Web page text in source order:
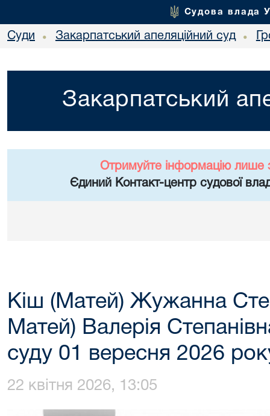
Судова влада
Суди • Закарпатський апеляційний суд •
Закарпатський
Отримуйте інформацію лише
Єдиний Контакт-центр судової
Кіш (Матей) Жужанна
Матей) Валерія
суду 01 вересня 2026
22 квітня 2026, 13:05